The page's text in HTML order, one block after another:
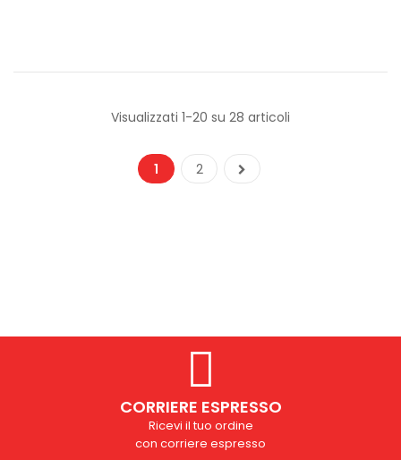
Visualizzati 1-20 su 28 articoli
1 2
CORRIERE ESPRESSO
Ricevi il tuo ordine
con corriere espresso